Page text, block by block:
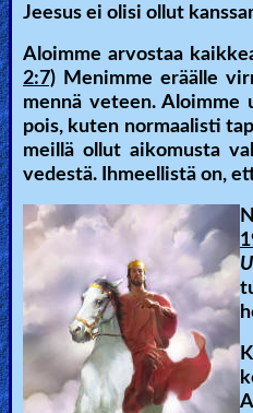
PDF
Books
Random
Video
Ask
AI
Bible
Questions
Something
Funny...
Jeesus ei olisi ollut
Aloimme arvostaa
2:7) Menimme eräälle
mennä veteen. Aloimme
pois, kuten normaalisti
meillä ollut aikomusta
vedestä. Ihmeellistä on,